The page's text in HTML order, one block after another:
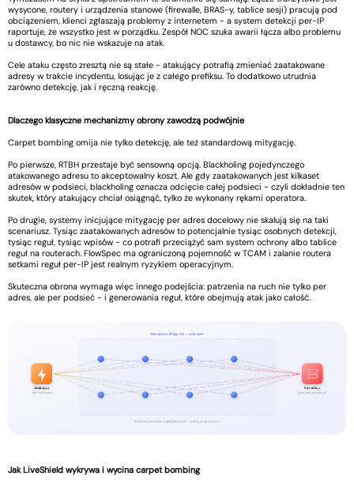
wysycone, routery i urządzenia stanowe (firewalle, BRAS-y, tablice sesji) pracują pod
obciążeniem, klienci zgłaszają problemy z internetem - a system detekcji per-IP
raportuje, że wszystko jest w porządku. Zespół NOC szuka awarii łącza albo problemu
u dostawcy, bo nic nie wskazuje na atak.
Cele ataku często zresztą nie są stałe - atakujący potrafią zmieniać zaatakowane
adresy w trakcie incydentu, losując je z całego prefiksu. To dodatkowo utrudnia
zarówno detekcję, jak i ręczną reakcję.
Dlaczego klasyczne mechanizmy obrony zawodzą podwójnie
Carpet bombing omija nie tylko detekcję, ale też standardową mitygację.
Po pierwsze, RTBH przestaje być sensowną opcją. Blackholing pojedynczego
atakowanego adresu to akceptowalny koszt. Ale gdy zaatakowanych jest kilkaset
adresów w podsieci, blackholing oznacza odcięcie całej podsieci - czyli dokładnie ten
skutek, który atakujący chciał osiągnąć, tylko że wykonany rękami operatora.
Po drugie, systemy inicjujące mitygację per adres docelowy nie skalują się na taki
scenariusz. Tysiąc zaatakowanych adresów to potencjalnie tysiąc osobnych detekcji,
tysiąc reguł, tysiąc wpisów - co potrafi przeciążyć sam system ochrony albo tablice
reguł na routerach. FlowSpec ma ograniczoną pojemność w TCAM i zalanie routera
setkami reguł per-IP jest realnym ryzykiem operacyjnym.
Skuteczna obrona wymaga więc innego podejścia: patrzenia na ruch nie tylko per
adres, ale per podsieć - i generowania reguł, które obejmują atak jako całość.
Jak LiveShield wykrywa i wycina carpet bombing